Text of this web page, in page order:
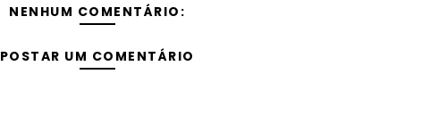
NENHUM COMENTÁRIO:
POSTAR UM COMENTÁRIO